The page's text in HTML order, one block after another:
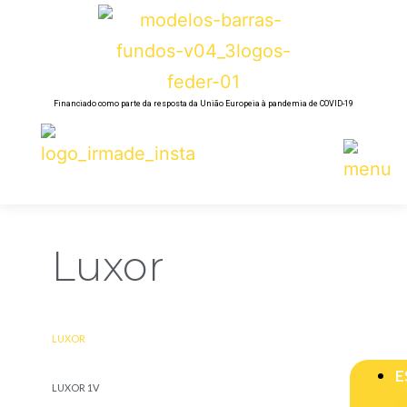
Financiado como parte da resposta da União Europeia à pandemia de COVID-19
Luxor
LUXOR
LUXOR 1V